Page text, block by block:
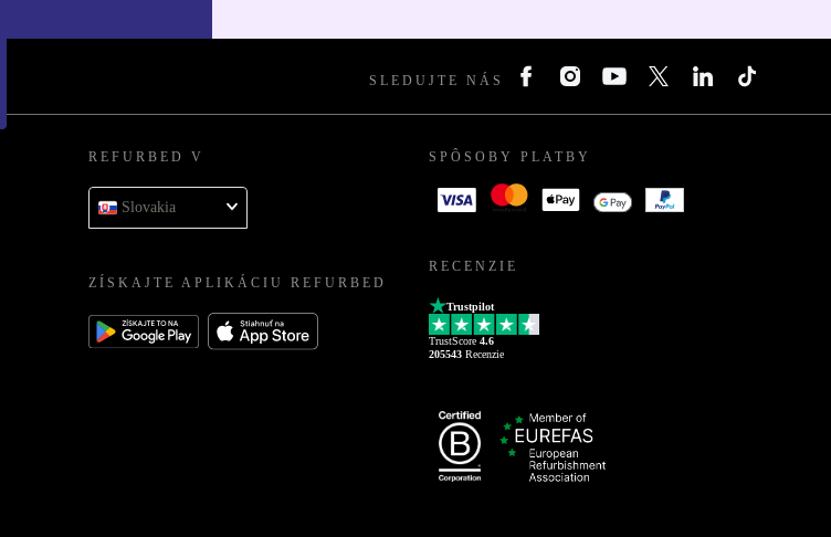
SLEDUJTE NÁS
REFURBED V
Slovakia
ZÍSKAJTE APLIKÁCIU REFURBED
SPÔSOBY PLATBY
RECENZIE
Trustpilot
TrustScore 4.6
205543 Recenzie